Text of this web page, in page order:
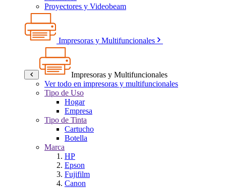
Proyectores y Videobeam
Impresoras y Multifuncionales
Impresoras y Multifuncionales
Ver todo en impresoras y multifuncionales
Tipo de Uso
Hogar
Empresa
Tipo de Tinta
Cartucho
Botella
Marca
HP
Epson
Fujifilm
Canon